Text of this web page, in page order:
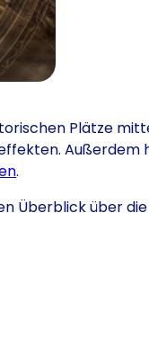
Plätze
Außerdem
.
Überblick über